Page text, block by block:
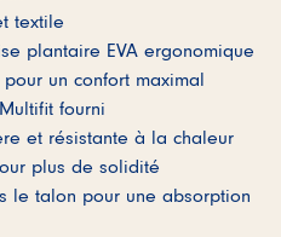
textile
plantaire EVA ergonomique
un confort maximal
fourni
et résistante à la chaleur
plus de solidité
le talon pour une absorption